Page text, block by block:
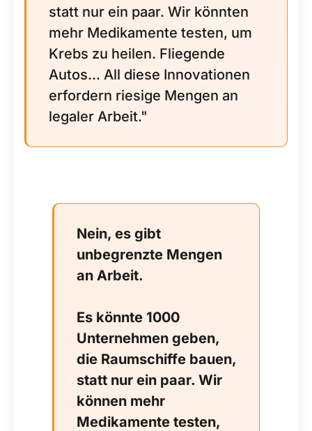
statt nur ein paar. Wir könnten
mehr Medikamente testen, um
Krebs zu heilen. Fliegende
Autos... All diese Innovationen
erfordern riesige Mengen an
legaler Arbeit."
Nein, es gibt
unbegrenzte Mengen
an Arbeit.
Es könnte 1000
Unternehmen geben,
die Raumschiffe bauen,
statt nur ein paar. Wir
können mehr
Medikamente testen,